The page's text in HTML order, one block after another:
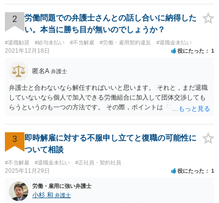
産管財人等に倒産の事実等を証明してもらう必要あり。 •事実上の倒産
（中小企業について、事業活動が停止し、再開する見込みがなく、賃
金支払能力がない場合） → 労働基準監督署長の認定が必要。 (2) 労働
者が、倒産について裁判所への申立て等（法律上の倒産の場合）又は
労働基準監督署への認定申請（事実上の倒産の場合）が行われた日の
６か月前の日から２年の間に退職した者であること 事実上の倒産の場
合、そもそも、労働基準監督署長の認定を要するため、申請•認定に相
応の時間を要します。また、事業活動の停止•再開見込み等につき会社
側の抵抗が予想され、認定に至らない事態も想定されます。 また、労
働基準監督署へ申告なされているとのことですが、労働基準監督署が
行うのは、原則として、会社への指導や是正勧告のため、未払い賃金
の支払いを会社に強制する措置までは行うことができないという実情
があります。 そのため、退職の意思を既に会社に表明しているのであ
れば、未払賃金の支払を求める労働審判や労働訴訟などの方法に切り
替えることを検討された方が適切なように思います（とろうとされて
いる主題と会社の実態とがマッチしていないように思われます）。 一
度、雇用契約書や就業規則などを持参の上、弁護士に直接相談されて
みてはいかがでしょうか。
2
労働問題での弁護士さんとの話し合いに納得した
い。本当に勝ち目が無いのでしょうか？
#退職勧奨 #給与未払い #不当解雇 #労働・雇用契約違反 #退職金未払い
2021年12月18日 役にたった 1
匿名A 弁護士
弁護士と合わないなら解任すればいいと思います。 それと，まだ退職
していないなら個人で加入できる労働組合に加入して団体交渉しても
らうというのも一つの方法です。 その際，ポイントは「職場復帰の労
ません。 「北海道 個人加盟 労働組合」と検索すると相談窓口が出
てきますので一度相談してみてはどうでしょうか。
3
即時解雇に対する不服申し立てと復職の可能性に
ついて相談
#不当解雇 #退職金未払い #正社員・契約社員
2025年11月29日 役にたった 1
労働・雇用に強い弁護士
小杉 和 弁護士